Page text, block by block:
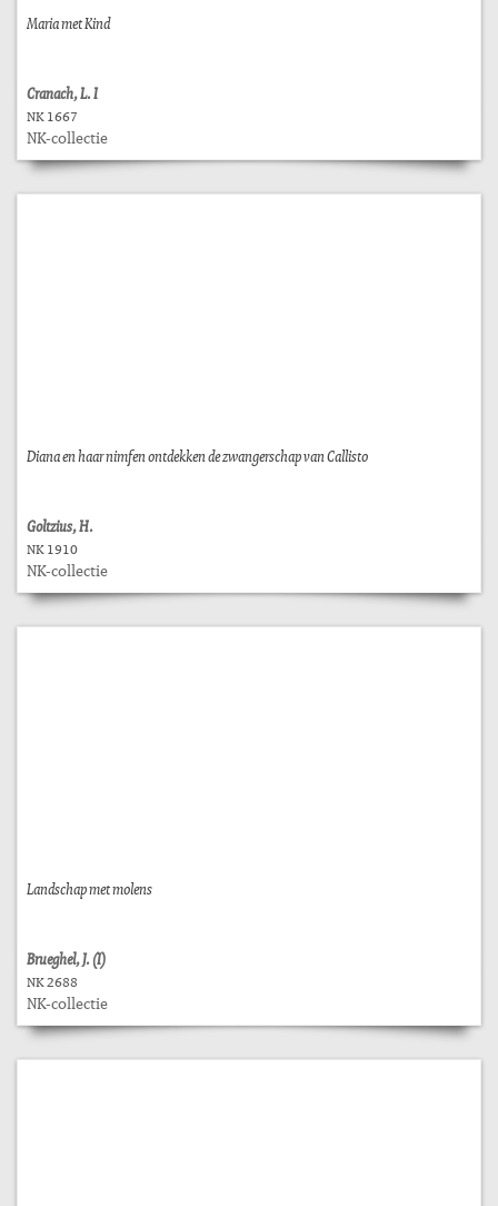
Maria met Kind
Cranach, L. I
NK 1667
NK-collectie
Diana en haar nimfen ontdekken de zwangerschap van Callisto
Goltzius, H.
NK 1910
NK-collectie
Landschap met molens
Brueghel, J. (I)
NK 2688
NK-collectie